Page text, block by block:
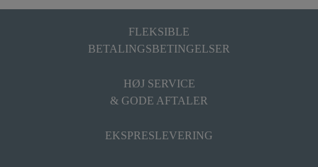
FLEKSIBLE
BETALINGSBETINGELSER
HØJ SERVICE
& GODE AFTALER
EKSPRESLEVERING